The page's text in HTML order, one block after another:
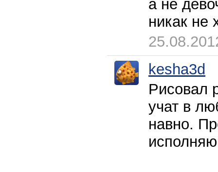
а не
никак не
kesha3d
Рисовал
учат в
навно.